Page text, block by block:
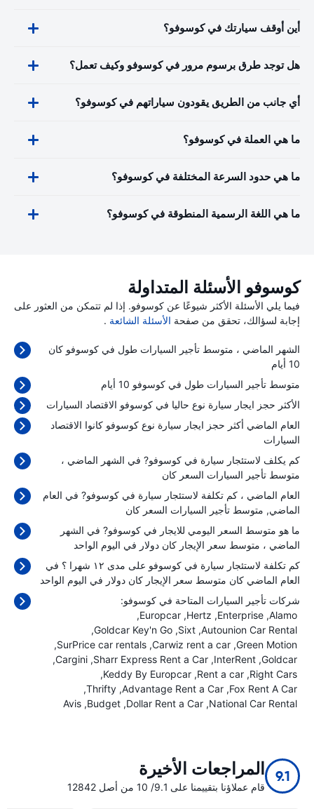
أين أوقف سيارتك في كوسوفو؟
هل توجد طرق برسوم مرور في كوسوفو وكيف تعمل؟
أي جانب من الطريق يقودون سياراتهم في كوسوفو؟
ما هي العملة في كوسوفو؟
ما هي حدود السرعة المختلفة في كوسوفو؟
ما هي اللغة الرسمية المنطوقة في كوسوفو؟
كوسوفو الأسئلة المتداولة
فيما يلي الأسئلة الأكثر شيوعًا عن كوسوفو. إذا لم تتمكن من العثور على
إجابة لسؤالك، تحقق من صفحة الأسئلة الشائعة .
الشهر الماضي ، متوسط تأجير السيارات طول في كوسوفو كان
10 أيام
متوسط تأجير السيارات طول في كوسوفو 10 أيام
الأكثر حجز ايجار سيارة نوع حاليا في كوسوفو الاقتصاد السيارات
العام الماضي أكثر حجز ايجار سيارة نوع كوسوفو كانوا الاقتصاد
السيارات
كم يكلف لاستئجار سيارة في كوسوفو? في الشهر الماضي ،
متوسط تأجير السيارات السعر كان
العام الماضي ، كم تكلفة لاستئجار سيارة في كوسوفو? في العام
الماضي, متوسط تأجير السيارات السعر كان
ما هو متوسط السعر اليومي للايجار في كوسوفو? في الشهر
الماضي ، متوسط سعر الإيجار كان دولار في اليوم الواحد
كم تكلفة لاستئجار سيارة في كوسوفو على مدى ١٢ شهرا ؟ في
العام الماضي كان متوسط سعر الإيجار كان دولار في اليوم الواحد
شركات تأجير السيارات المتاحة في كوسوفو:
Alamo
Enterprise
Hertz
Europcar
Autounion Car Rental
Sixt
Goldcar Key'n Go
Green Motion
Carwiz rent a car
SurPrice car rentals
Goldcar
InterRent
Sharr Express Rent a Car
Cargini
Right Cars
Rent a car
Keddy By Europcar
Fox Rent A Car
Advantage Rent a Car
Thrifty
National Car Rental
Dollar Rent a Car
Budget
Avis
9.1 المراجعات الأخيرة
قام عملاؤنا بتقييمنا على 9.1/ 10 من أصل 12842